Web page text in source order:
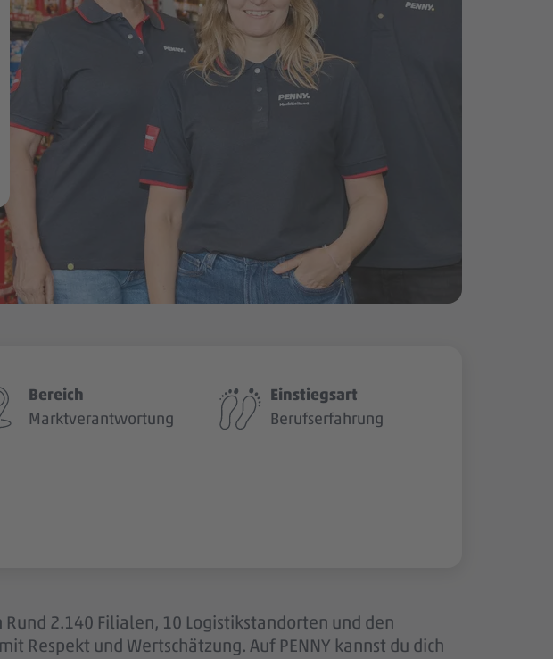
Bereich
Marktverantwortung
Einstiegsart
Berufserfahrung
Rund 2.140 Filialen, 10 Logistikstandorten und den
Respekt und Wertschätzung. Auf PENNY kannst du dich